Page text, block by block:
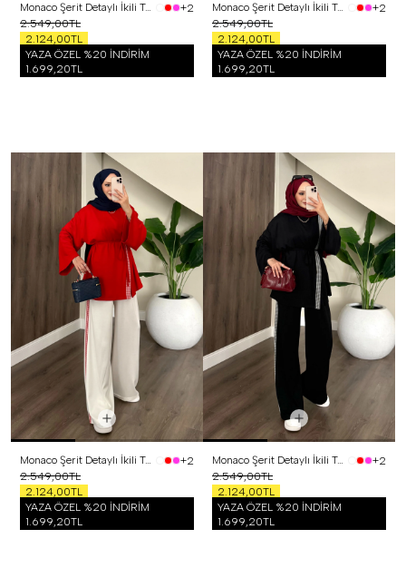
Monaco Şerit Detaylı İkili Takım Sarı
+2
2.549,00TL
2.124,00TL
YAZA ÖZEL %20 İNDİRİM
1.699,20TL
Monaco Şerit Detaylı İkili Takım Pembe
+2
2.549,00TL
2.124,00TL
YAZA ÖZEL %20 İNDİRİM
1.699,20TL
Monaco Şerit Detaylı İkili Takım Kırmızı
+2
2.549,00TL
2.124,00TL
YAZA ÖZEL %20 İNDİRİM
1.699,20TL
Monaco Şerit Detaylı İkili Takım Siyah
+2
2.549,00TL
2.124,00TL
YAZA ÖZEL %20 İNDİRİM
1.699,20TL